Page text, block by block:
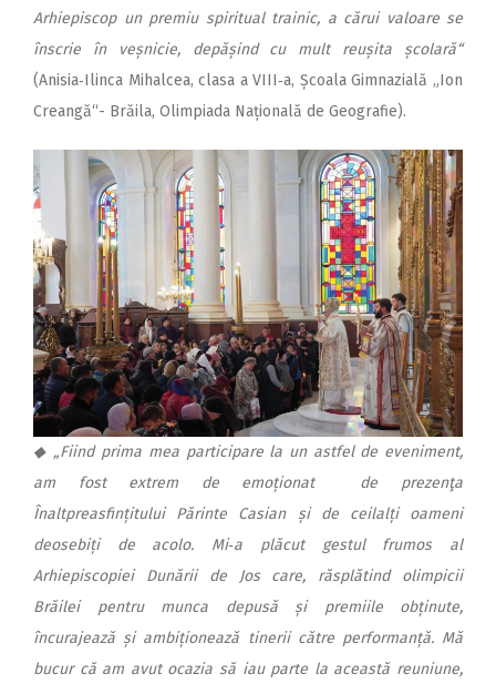
Arhiepiscop un premiu spiritual trainic, a cărui valoare se
înscrie în veșnicie, depășind cu mult reușita școlară“
(Anisia‑Ilinca Mihalcea, clasa a VIII‑a, Școala Gimnazială „Ion
Creangă“- Brăila, Olimpiada Națională de Geografie).
◆ „Fiind prima mea participare la un astfel de eveniment,
am fost extrem de emoționat de prezenţa
Înaltpreasfințitului Părinte Casian și de ceilalți oameni
deosebiți de acolo. Mi‑a plăcut gestul frumos al
Arhiepiscopiei Dunării de Jos care, răsplătind olimpicii
Brăilei pentru munca depusă și premiile obținute,
încurajează și ambiționează tinerii către performanță. Mă
bucur că am avut ocazia să iau parte la această reuniune,